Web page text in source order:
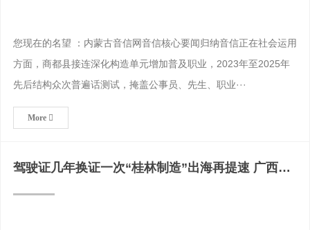
您现在的名望 ：内蒙古音信网音信核心要闻归纳音信正在社会运用
方面，商都县接连深化构造单元增加普及职业，2023年至2025年
先后结构众次普遍话测试，掩盖公事员、先生、职业···
More
驾驶证几年换证一次“桂林制造”出海再提速 广西桂
林核发新规施